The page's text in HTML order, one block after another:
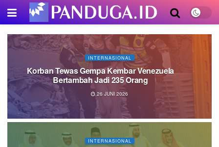
INTERNASIONAL
Korban Tewas Gempa Kembar Venezuela
Bertambah Jadi 235 Orang
26 JUNI 2026
INTERNASIONAL